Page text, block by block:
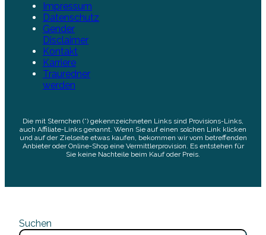
Impressum
Datenschutz
Gender
Disclaimer
Kontakt
Karriere
Trauredner
werden
Die mit Sternchen (*) gekennzeichneten Links sind Provisions-Links,
auch Affiliate-Links genannt. Wenn Sie auf einen solchen Link klicken
und auf der Zielseite etwas kaufen, bekommen wir vom betreffenden
Anbieter oder Online-Shop eine Vermittlerprovision. Es entstehen für
Sie keine Nachteile beim Kauf oder Preis.
Suchen